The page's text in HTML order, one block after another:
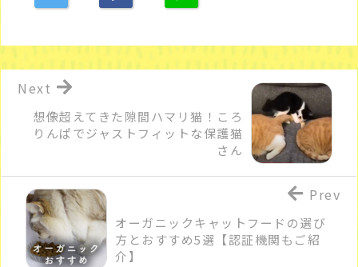
想像超えてきた隙間ハマリ猫！ころ
りんぱでジャストフィットな保護猫
さん
Next
オーガニックキャットフードの選び
方とおすすめ5選【認証機関もご紹
介】
Prev